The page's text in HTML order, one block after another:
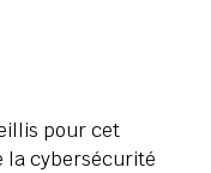
pour cet
la cybersécurité